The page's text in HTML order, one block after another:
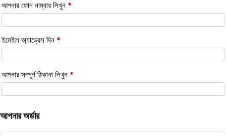
আপনার ফোন নাম্বার লিখুন *
ইমেইল অ্যাড্রেস দিন *
আপনার সম্পূর্ণ ঠিকানা লিখুন *
আপনার অর্ডার